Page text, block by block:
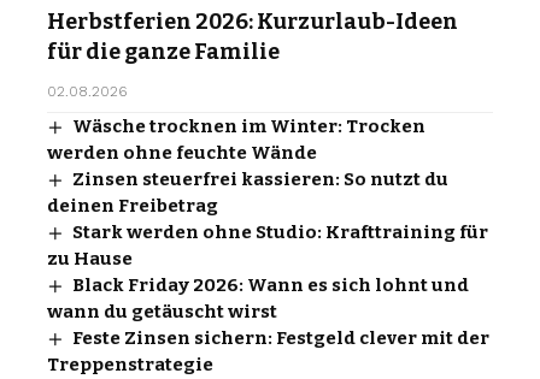
Herbstferien 2026: Kurzurlaub-Ideen
für die ganze Familie
02.08.2026
Wäsche trocknen im Winter: Trocken
werden ohne feuchte Wände
Zinsen steuerfrei kassieren: So nutzt du
deinen Freibetrag
Stark werden ohne Studio: Krafttraining für
zu Hause
Black Friday 2026: Wann es sich lohnt und
wann du getäuscht wirst
Feste Zinsen sichern: Festgeld clever mit der
Treppenstrategie